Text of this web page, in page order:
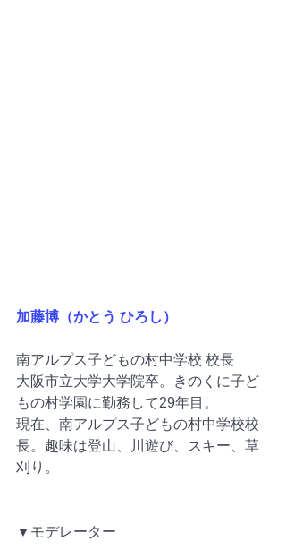
加藤博（かとう ひろし）
南アルプス子どもの村中学校 校長
大阪市立大学大学院卒。きのくに子ど
もの村学園に勤務して29年目。
現在、南アルプス子どもの村中学校校
長。趣味は登山、川遊び、スキー、草
刈り。
▼モデレーター